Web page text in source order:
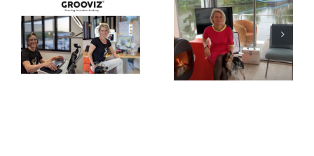
Live
Besichtigung
Floating
Workspace
Schiffstaufe
Video